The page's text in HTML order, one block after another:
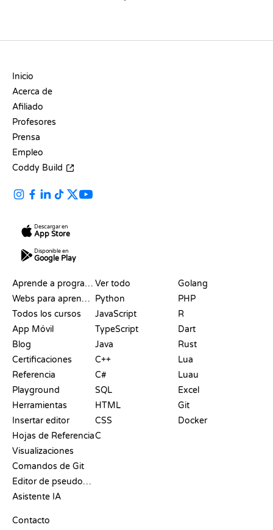
Inicio
Acerca de
Afiliado
Profesores
Prensa
Empleo
Coddy Build
Descargar en
App Store
Disponible en
Google Play
Aprende a programar
Webs para aprender a programar gratis
Todos los cursos
App Móvil
Blog
Certificaciones
Referencia
Playground
Herramientas
Insertar editor
Hojas de Referencia
Visualizaciones
Comandos de Git
Editor de pseudocódigo
Asistente IA
Contacto
Ver todo
Python
JavaScript
TypeScript
Java
C++
C#
SQL
HTML
CSS
C
Golang
PHP
R
Dart
Rust
Lua
Luau
Excel
Git
Docker